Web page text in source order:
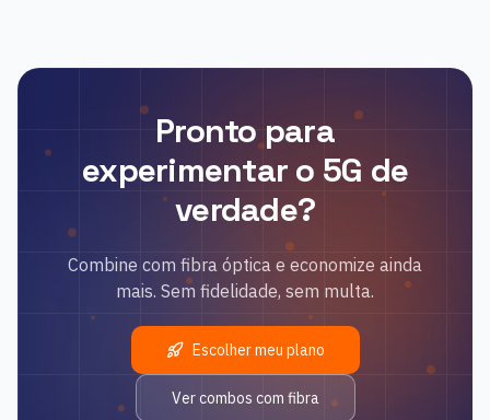
Pronto para
experimentar o 5G de
verdade?
Combine com fibra óptica e economize ainda
mais. Sem fidelidade, sem multa.
Escolher meu plano
Ver combos com fibra